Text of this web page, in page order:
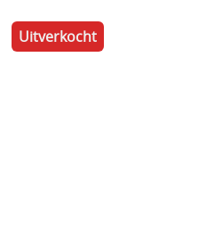
DVD
Uitverkocht